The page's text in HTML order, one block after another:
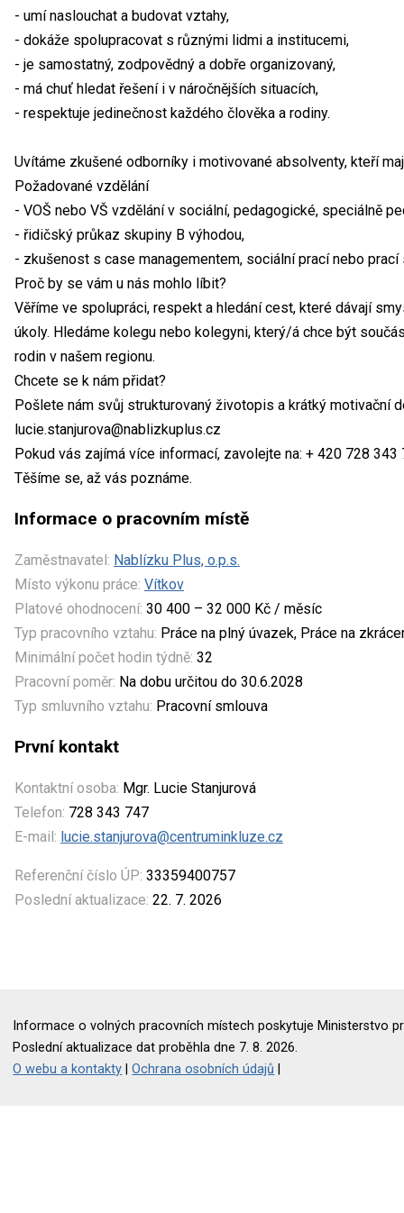
- umí naslouchat a budovat vztahy,
- dokáže spolupracovat s různými lidmi a institucemi,
- je samostatný, zodpovědný a dobře organizovaný,
- má chuť hledat řešení i v náročnějších situacích,
- respektuje jedinečnost každého člověka a rodiny.
Uvítáme zkušené odborníky i motivované absolventy, kteří
Požadované vzdělání
- VOŠ nebo VŠ vzdělání v sociální, pedagogické, speciálně
- řidičský průkaz skupiny B výhodou,
- zkušenost s case managementem, sociální prací nebo prací
Proč by se vám u nás mohlo líbit?
Věříme ve spolupráci, respekt a hledání cest, které dávají
úkoly. Hledáme kolegu nebo kolegyni, který/á chce být
rodin v našem regionu.
Chcete se k nám přidat?
Pošlete nám svůj strukturovaný životopis a krátký motivační
lucie.stanjurova@nablizkuplus.cz
Pokud vás zajímá více informací, zavolejte na: + 420 728 343
Těšíme se, až vás poznáme.
Informace o pracovním místě
Zaměstnavatel: Nablízku Plus, o.p.s.
Místo výkonu práce: Vítkov
Platové ohodnocení: 30 400 – 32 000 Kč / měsíc
Typ pracovního vztahu: Práce na plný úvazek, Práce na
Minimální počet hodin týdně: 32
Pracovní poměr: Na dobu určitou do 30.6.2028
Typ smluvního vztahu: Pracovní smlouva
První kontakt
Kontaktní osoba: Mgr. Lucie Stanjurová
Telefon: 728 343 747
E-mail: lucie.stanjurova@centruminkluze.cz
Referenční číslo ÚP: 33359400757
Poslední aktualizace: 22. 7. 2026
Informace o volných pracovních místech poskytuje Ministerstvo
Poslední aktualizace dat proběhla dne 7. 8. 2026.
O webu a kontakty |Ochrana osobních údajů